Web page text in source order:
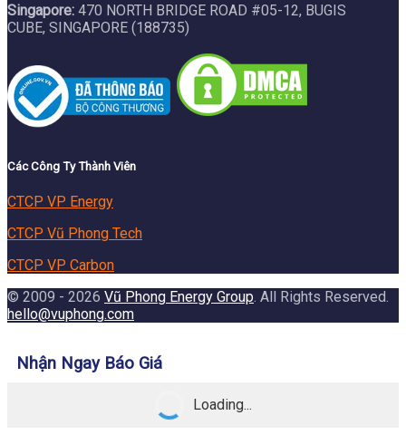
Singapore: 470 NORTH BRIDGE ROAD #05-12, BUGIS
CUBE, SINGAPORE (188735)
Các Công Ty Thành Viên
CTCP VP Energy
CTCP Vũ Phong Tech
CTCP VP Carbon
© 2009 - 2026 Vũ Phong Energy Group. All Rights Reserved.
hello@vuphong.com
Nhận Ngay Báo Giá
Loading...